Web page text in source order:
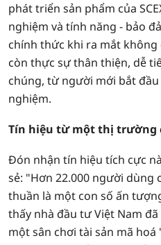
phát triển sản phẩm của
nghiệm và tính năng - bảo
chính thức khi ra mắt
còn thực sự thân thiện, dễ
chúng, từ người mới bắt
nghiệm.
Tín hiệu từ một thị trường
Đón nhận tín hiệu tích cực
sẻ: "Hơn 22.000 người
thuần là một con số ấn
thấy nhà đầu tư Việt Nam
một sân chơi tài sản mã